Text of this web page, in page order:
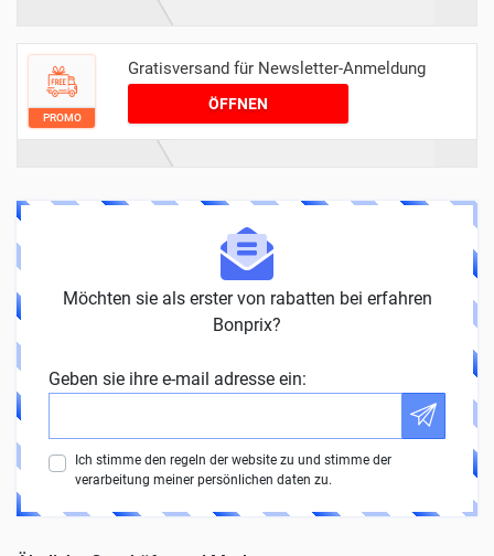
PROMO
Gratisversand für Newsletter-Anmeldung
ÖFFNEN
Möchten sie als erster von rabatten bei erfahren
Bonprix?
Geben sie ihre e-mail adresse ein:
Ich stimme den regeln der website zu und stimme der
verarbeitung meiner persönlichen daten zu.